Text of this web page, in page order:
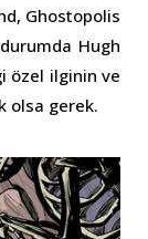
Ghostopolis
Hugh
özel ilginin ve
olsa gerek.